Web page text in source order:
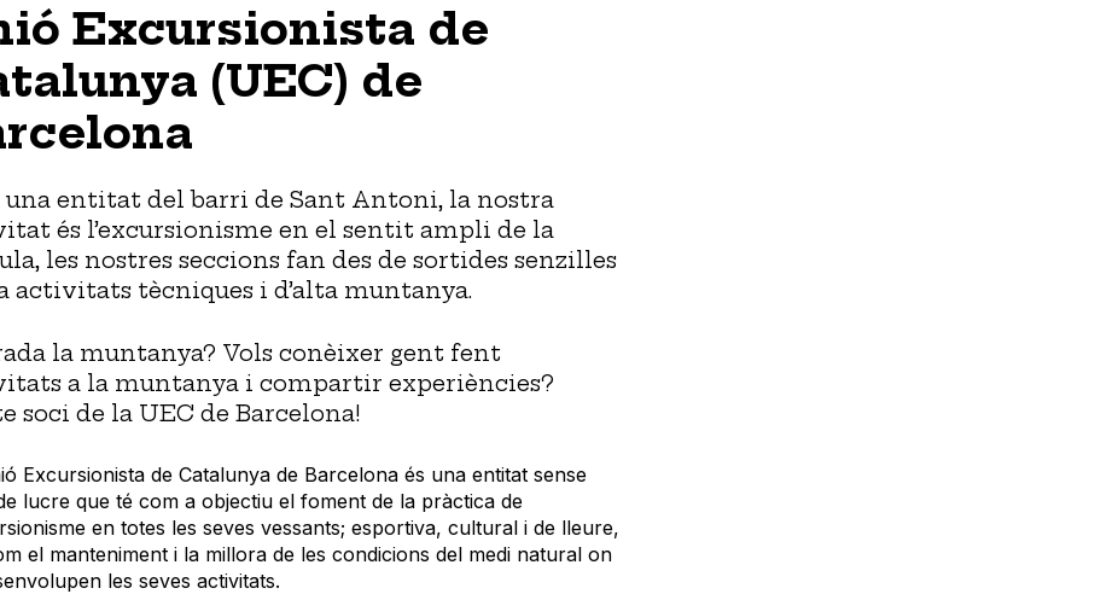
Excursionista de
(UEC) de
una entitat del barri de Sant Antoni, la nostra
és l’excursionisme en el sentit ampli de la
les nostres seccions fan des de sortides senzilles
activitats tècniques i d’alta muntanya.
la muntanya? Vols conèixer gent fent
a la muntanya i compartir experiències?
soci de la UEC de Barcelona!
Excursionista de Catalunya de Barcelona és una entitat sense
lucre que té com a objectiu el foment de la pràctica de
en totes les seves vessants; esportiva, cultural i de lleure,
el manteniment i la millora de les condicions del medi natural on
les seves activitats.